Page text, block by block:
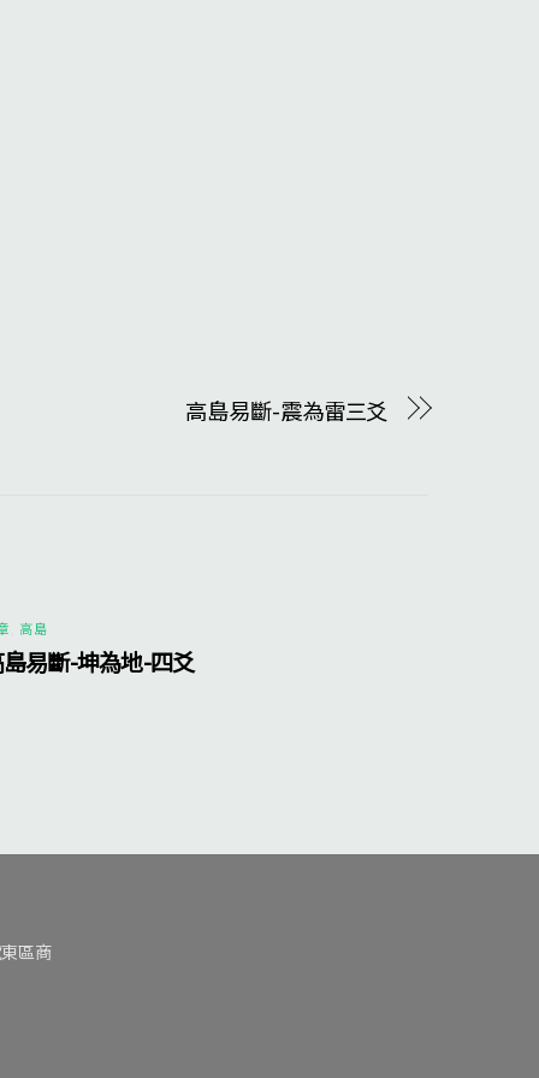
高島易斷-震為雷三爻
高島
易斷-坤為地-四爻
區商